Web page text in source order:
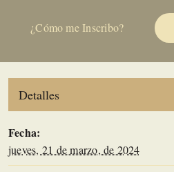
¿Cómo me Inscribo?
Detalles
Fecha:
jueves, 21 de marzo, de 2024